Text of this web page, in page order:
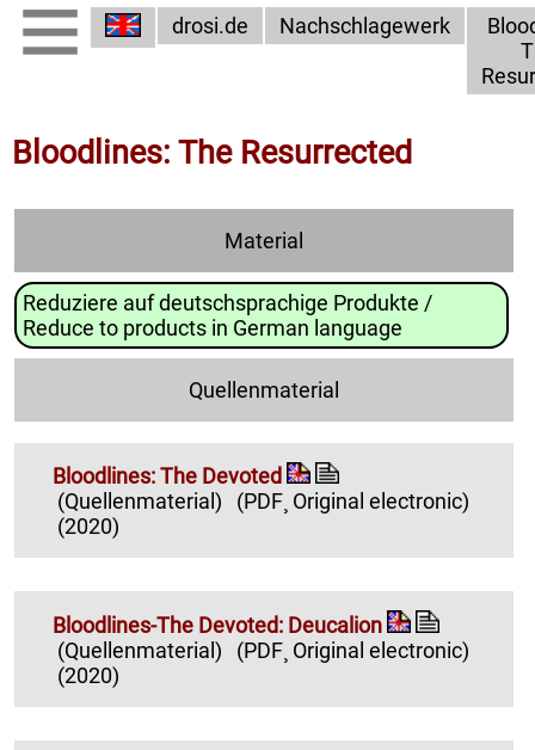
drosi.de Nachschlagewerk
Bloodlines: The Resurrected
Material
Reduziere auf deutschsprachige Produkte /
Reduce to products in German language
Quellenmaterial
Bloodlines: The Devoted
(Quellenmaterial)
(PDF¸ Original electronic)
(2020)
Bloodlines-The Devoted: Deucalion
(Quellenmaterial)
(PDF¸ Original electronic)
(2020)